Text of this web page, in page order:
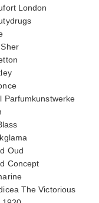
London
Parfumkunstwerke
Oud
Concept
The Victorious